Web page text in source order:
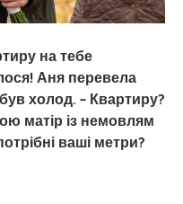
на тебе
Аня перевела
холод. – Квартиру?
матір із немовлям
ваші метри?